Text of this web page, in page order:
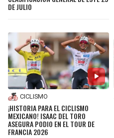
DE JULIO
CICLISMO
¡HISTORIA PARA EL CICLISMO
MEXICANO! ISAAC DEL TORO
ASEGURA PODIO EN EL TOUR DE
FRANCIA 2026